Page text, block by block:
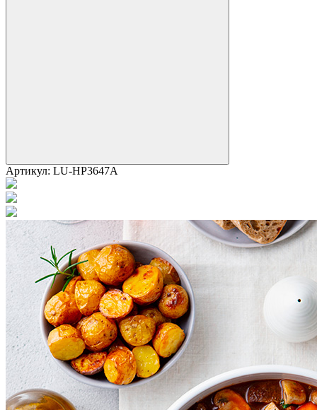
Артикул: LU-HP3647A